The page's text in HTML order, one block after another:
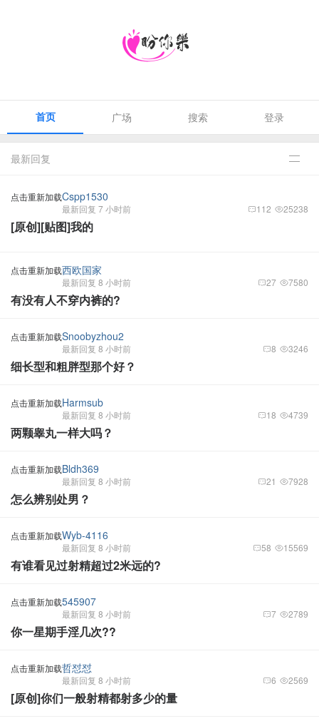
首页 广场 搜索 登录
最新回复
点击重新加载Cspp1530
最新回复 7 小时前 25238
112
[原创][贴图]我的
点击重新加载西欧国家
最新回复 8 小时前 7580
27
有没有人不穿内裤的?
点击重新加载Snoobyzhou2
最新回复 8 小时前 3246
8
细长型和粗胖型那个好？
点击重新加载Harmsub
最新回复 8 小时前 4739
18
两颗睾丸一样大吗？
点击重新加载Bldh369
最新回复 8 小时前 7928
21
怎么辨别处男？
点击重新加载Wyb-4116
最新回复 8 小时前 15569
58
有谁看见过射精超过2米远的?
点击重新加载545907
最新回复 8 小时前 2789
7
你一星期手淫几次??
点击重新加载哲怼怼
最新回复 8 小时前 2569
6
[原创]你们一般射精都射多少的量